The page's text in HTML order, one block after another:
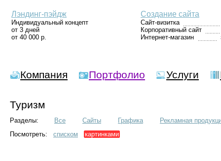
Лэндинг-пэйдж
Индивидуальный концепт
от 3 дней
от 40 000 р.
Создание сайта
Сайт-визитка
Корпоративный сайт
Интернет-магазин
Компания Портфолио Услуги
Туризм
Разделы: Все Сайты Графика
Рекламная
Посмотреть: списком картинками